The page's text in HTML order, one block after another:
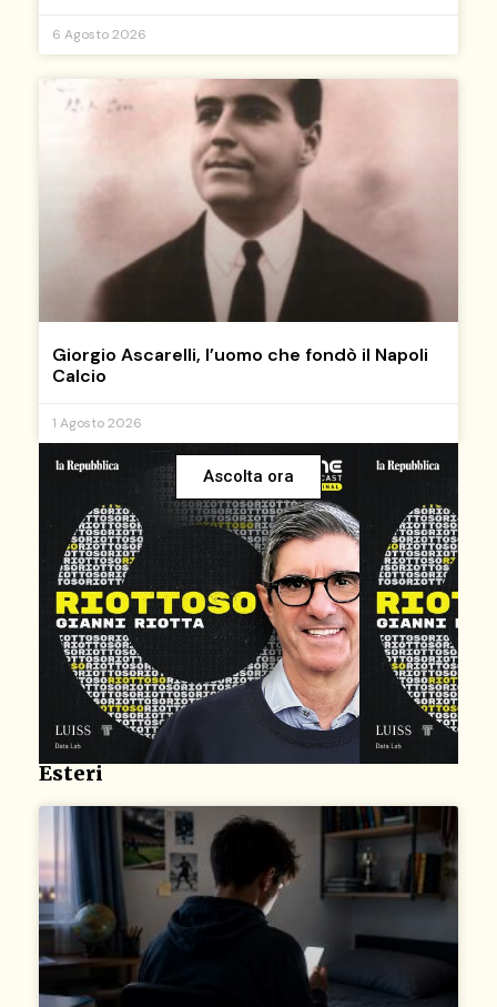
6 Agosto 2026
Giorgio Ascarelli, l’uomo che fondò il Napoli
Calcio
1 Agosto 2026
Ascolta ora
Esteri